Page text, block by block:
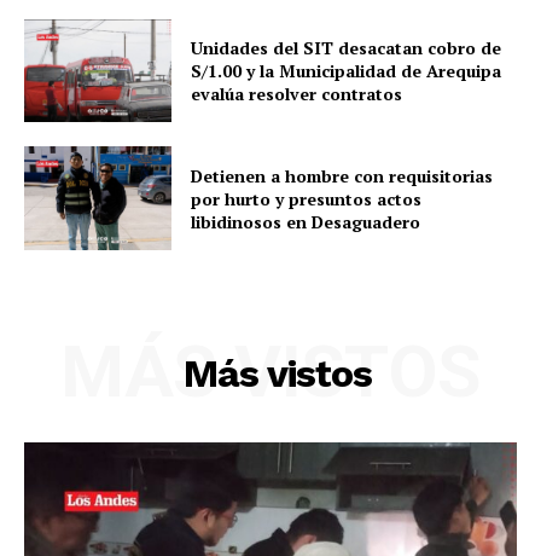
SUSCRIBETE
Diario los Andes
Nosotros
Unidades del SIT desacatan cobro de
S/1.00 y la Municipalidad de Arequipa
evalúa resolver contratos
Detienen a hombre con requisitorias
por hurto y presuntos actos
libidinosos en Desaguadero
Más vistos
MÁS VISTOS